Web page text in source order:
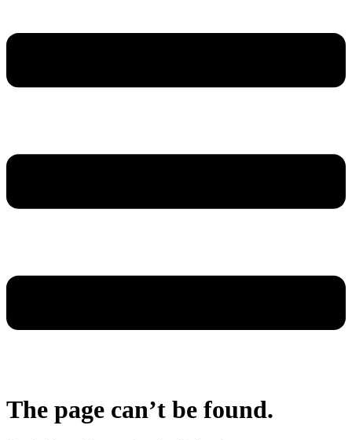
The page can’t be found.